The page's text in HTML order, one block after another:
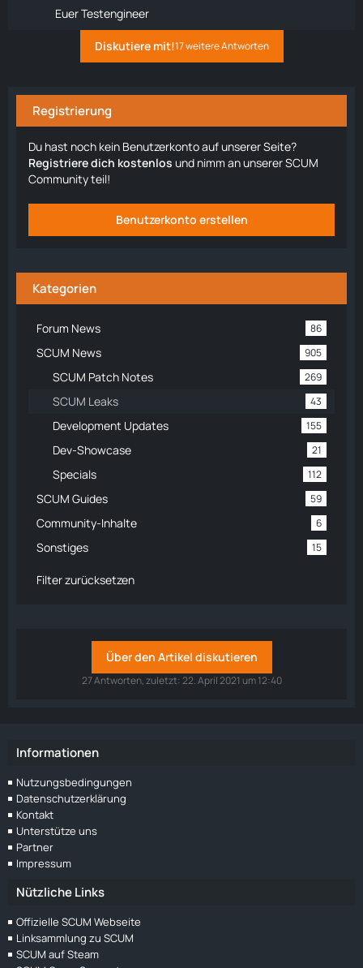
Euer Testengineer
Diskutiere mit!17 weitere Antworten
Registrierung
Du hast noch kein Benutzerkonto auf unserer Seite?
Registriere dich kostenlos und nimm an unserer SCUM
Community teil!
Benutzerkonto erstellen
Kategorien
Forum News 86
SCUM News 905
SCUM Patch Notes 269
SCUM Leaks 43
Development Updates 155
Dev-Showcase 21
Specials 112
SCUM Guides 59
Community-Inhalte 6
Sonstiges 15
Filter zurücksetzen
Über den Artikel diskutieren
27 Antworten, zuletzt:22. April 2021 um 12:40
Informationen
Nutzungsbedingungen
Datenschutzerklärung
Kontakt
Unterstütze uns
Partner
Impressum
Nützliche Links
Offizielle SCUM Webseite
Linksammlung zu SCUM
SCUM auf Steam